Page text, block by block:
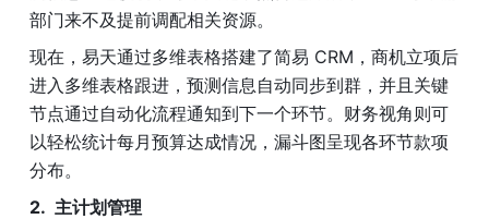
部门来不及提前调配相关资源。
现在，易天通过多维表格搭建了简易 CRM，商机立项后
进入多维表格跟进，预测信息自动同步到群，并且关键
节点通过自动化流程通知到下一个环节。财务视角则可
以轻松统计每月预算达成情况，漏斗图呈现各环节款项
分布。
主计划管理